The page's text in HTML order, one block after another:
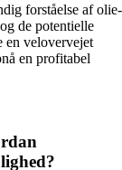
forståelse af olie-
de potentielle
en velovervejet
en profitabel